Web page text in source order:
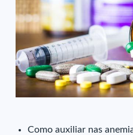
Como auxiliar nas